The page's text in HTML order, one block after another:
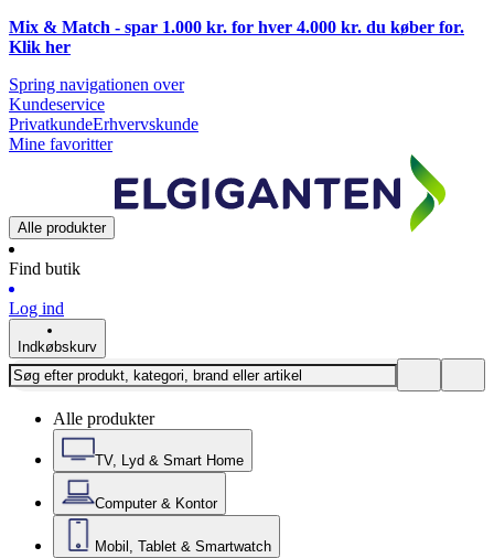
Mix & Match - spar 1.000 kr. for hver 4.000 kr. du køber for.
Klik her
Spring navigationen over
Kundeservice
PrivatkundeErhvervskunde
Mine favoritter
Alle produkter
Find butik
Log ind
Indkøbskurv
Alle produkter
TV, Lyd & Smart Home
Computer & Kontor
Mobil, Tablet & Smartwatch